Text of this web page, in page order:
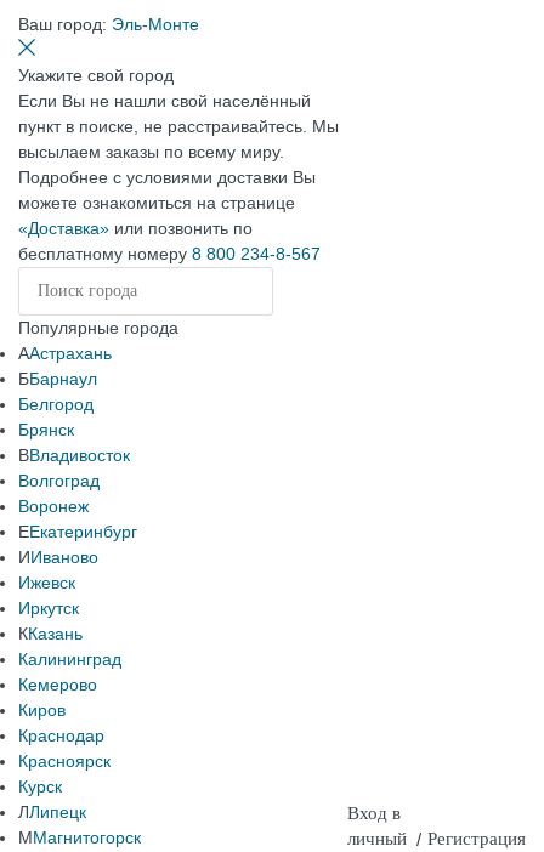
Ваш город: Эль-Монте
Укажите свой город
Если Вы не нашли свой населённый
пункт в поиске, не расстраивайтесь. Мы
высылаем заказы по всему миру.
Подробнее с условиями доставки Вы
можете ознакомиться на странице
«Доставка» или позвонить по
бесплатному номеру 8 800 234-8-567
Популярные города
ААстрахань
ББарнаул
Белгород
Брянск
ВВладивосток
Волгоград
Воронеж
ЕЕкатеринбург
ИИваново
Ижевск
Иркутск
ККазань
Калининград
Кемерово
Киров
Краснодар
Красноярск
Курск
ЛЛипецк
ММагнитогорск
Вход в
личный / Регистрация